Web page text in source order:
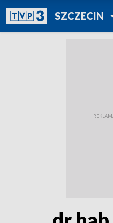
SZCZECIN
TVP